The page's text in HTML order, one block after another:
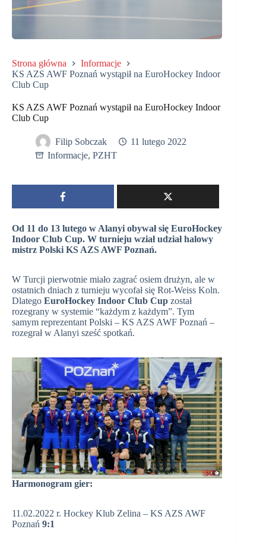
Strona główna
Informacje
KS AZS AWF Poznań wystąpił na EuroHockey Indoor
Club Cup
KS AZS AWF Poznań wystąpił na EuroHockey Indoor
Club Cup
Filip Sobczak
11 lutego 2022
Informacje, PZHT
Od 11 do 13 lutego w Alanyi obywał się EuroHockey
Indoor Club Cup. W turnieju wział udział halowy
mistrz Polski KS AZS AWF Poznań.
W Turcji pierwotnie miało zagrać osiem drużyn, ale w
ostatnich dniach z turnieju wycofał się Rot-Weiss Koln.
Dlatego EuroHockey Indoor Club Cup został
rozegrany w systemie “każdym z każdym”. Tym
samym reprezentant Polski – KS AZS AWF Poznań –
rozegrał w Alanyi sześć spotkań.
Harmonogram gier:
11.02.2022 r. Hockey Klub Zelina – KS AZS AWF
Poznań 9:1